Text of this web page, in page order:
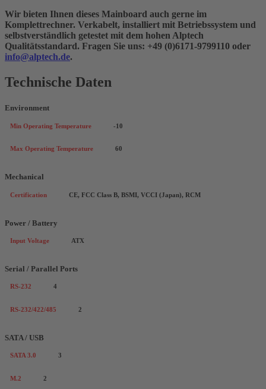
Wir bieten Ihnen dieses Mainboard auch gerne im
Komplettrechner. Verkabelt, installiert mit Betriebssystem und
selbstverständlich getestet mit dem hohen Alptech
Qualitätsstandard. Fragen Sie uns: +49 (0)6171-9799110 oder
info@alptech.de.
Technische Daten
Environment
Min Operating Temperature -10
Max Operating Temperature 60
Mechanical
Certification CE, FCC Class B, BSMI, VCCI (Japan), RCM
Power / Battery
Input Voltage ATX
Serial / Parallel Ports
RS-232 4
RS-232/422/485 2
SATA / USB
SATA 3.0 3
M.2 2